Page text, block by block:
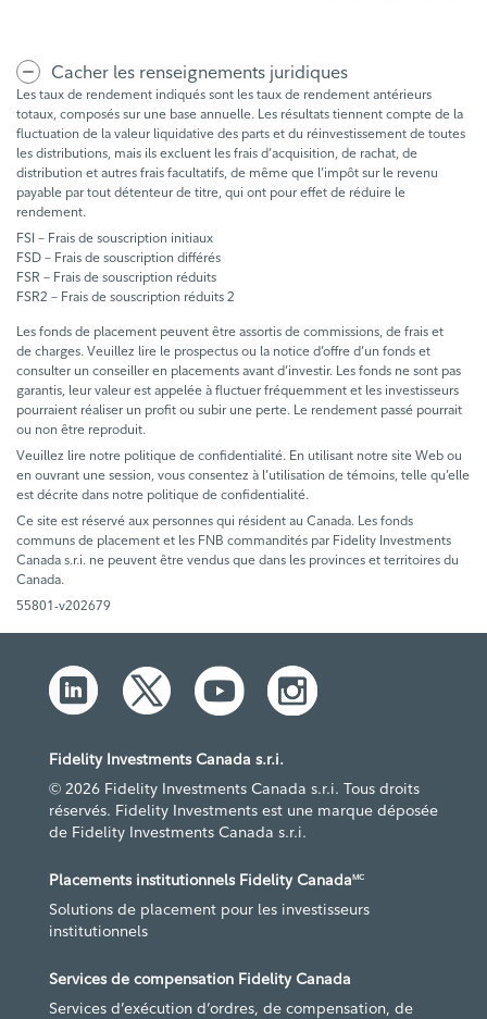
Cacher les renseignements juridiques
Les taux de rendement indiqués sont les taux de rendement antérieurs
totaux, composés sur une base annuelle. Les résultats tiennent compte de la
fluctuation de la valeur liquidative des parts et du réinvestissement de toutes
les distributions, mais ils excluent les frais d’acquisition, de rachat, de
distribution et autres frais facultatifs, de même que l’impôt sur le revenu
payable par tout détenteur de titre, qui ont pour effet de réduire le
rendement.
FSI – Frais de souscription initiaux
FSD – Frais de souscription différés
FSR – Frais de souscription réduits
FSR2 – Frais de souscription réduits 2
Les fonds de placement peuvent être assortis de commissions, de frais et
de charges. Veuillez lire le prospectus ou la notice d’offre d’un fonds et
consulter un conseiller en placements avant d’investir. Les fonds ne sont pas
garantis, leur valeur est appelée à fluctuer fréquemment et les investisseurs
pourraient réaliser un profit ou subir une perte. Le rendement passé pourrait
ou non être reproduit.
Veuillez lire notre politique de confidentialité. En utilisant notre site Web ou
en ouvrant une session, vous consentez à l’utilisation de témoins, telle qu’elle
est décrite dans notre politique de confidentialité.
Ce site est réservé aux personnes qui résident au Canada. Les fonds
communs de placement et les FNB commandités par Fidelity Investments
Canada s.r.i. ne peuvent être vendus que dans les provinces et territoires du
Canada.
55801-v202679
Fidelity Investments Canada s.r.i.
© 2026 Fidelity Investments Canada s.r.i. Tous droits
réservés. Fidelity Investments est une marque déposée
de Fidelity Investments Canada s.r.i.
Placements institutionnels Fidelity CanadaMC
Solutions de placement pour les investisseurs
institutionnels
Services de compensation Fidelity Canada
Services d’exécution d’ordres, de compensation, de